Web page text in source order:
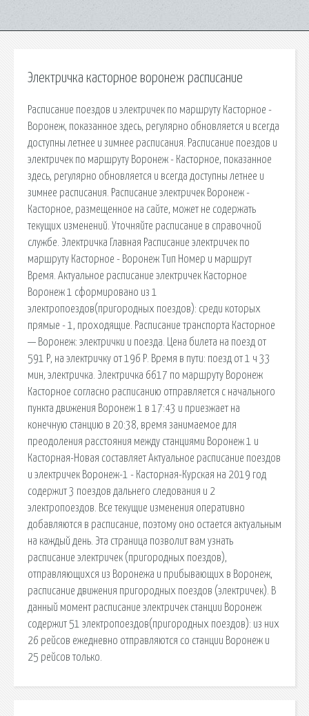
Электричка касторное воронеж расписание
Расписание поездов и электричек по маршруту Касторное -
Воронеж, показанное здесь, регулярно обновляется и всегда
доступны летнее и зимнее расписания. Расписание поездов и
электричек по маршруту Воронеж - Касторное, показанное
здесь, регулярно обновляется и всегда доступны летнее и
зимнее расписания. Расписание электричек Воронеж -
Касторное, размещенное на сайте, может не содержать
текущих изменений. Уточняйте расписание в справочной
службе. Электричка Главная Расписание электричек по
маршруту Касторное - Воронеж Тип Номер и маршрут
Время. Актуальное расписание электричек Касторное
Воронеж 1 сформировано из 1
электропоездов(пригородных поездов): среди которых
прямые - 1, проходящие. Расписание транспорта Касторное
— Воронеж: электрички и поезда. Цена билета на поезд от
591 Р, на электричку от 196 Р. Время в пути: поезд от 1 ч 33
мин, электричка. Электричка 6617 по маршруту Воронеж
Касторное согласно расписанию отправляется с начального
пункта движения Воронеж 1 в 17:43 и приезжает на
конечную станцию в 20:38, время занимаемое для
преодоления расстояния между станциями Воронеж 1 и
Касторная-Новая составляет Актуальное расписание поездов
и электричек Воронеж-1 - Касторная-Курская на 2019 год
содержит 3 поездов дальнего следования и 2
электропоездов. Все текущие изменения оперативно
добавляются в расписание, поэтому оно остается актуальным
на каждый день. Эта страница позволит вам узнать
расписание электричек (пригородных поездов),
отправляющихся из Воронежа и прибывающих в Воронеж,
расписание движения пригородных поездов (электричек). В
данный момент расписание электричек станции Воронеж
содержит 51 электропоездов(пригородных поездов): из них
26 рейсов ежедневно отправляются со станции Воронеж и
25 рейсов только.